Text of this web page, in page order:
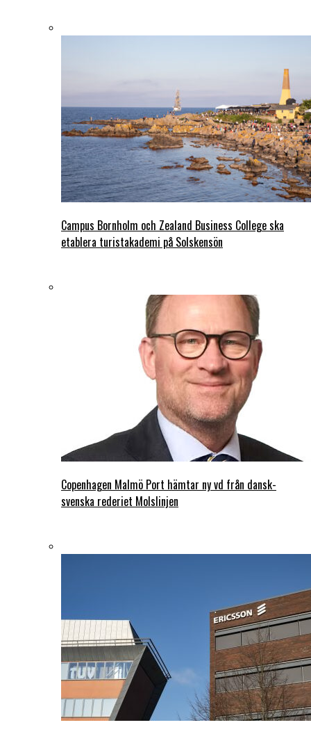
Campus Bornholm och Zealand Business College ska
etablera turistakademi på Solskensön
Copenhagen Malmö Port hämtar ny vd från dansk-
svenska rederiet Molslinjen